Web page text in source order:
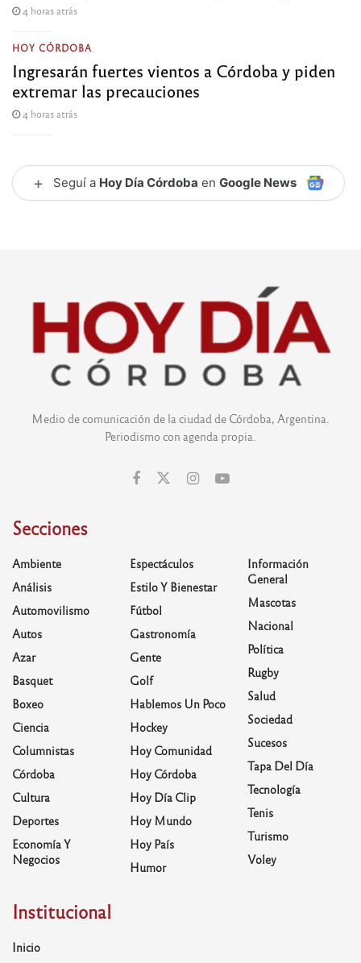
4 horas atrás
HOY CÓRDOBA
Ingresarán fuertes vientos a Córdoba y piden
extremar las precauciones
4 horas atrás
+ Seguí a Hoy Día Córdoba en Google News
Medio de comunicación de la ciudad de Córdoba, Argentina.
Periodismo con agenda propia.
Secciones
Ambiente
Análisis
Automovilismo
Autos
Azar
Basquet
Boxeo
Ciencia
Columnistas
Córdoba
Cultura
Deportes
Economía Y
Negocios
Espectáculos
Estilo Y Bienestar
Fútbol
Gastronomía
Gente
Golf
Hablemos Un Poco
Hockey
Hoy Comunidad
Hoy Córdoba
Hoy Día Clip
Hoy Mundo
Hoy País
Humor
Información
General
Mascotas
Nacional
Política
Rugby
Salud
Sociedad
Sucesos
Tapa Del Día
Tecnología
Tenis
Turismo
Voley
Institucional
Inicio